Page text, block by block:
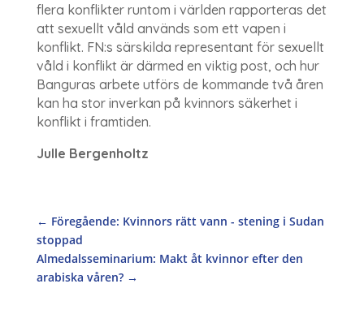
flera konflikter runtom i världen rapporteras det
att sexuellt våld används som ett vapen i
konflikt. FN:s särskilda representant för sexuellt
våld i konflikt är därmed en viktig post, och hur
Banguras arbete utförs de kommande två åren
kan ha stor inverkan på kvinnors säkerhet i
konflikt i framtiden.
Julle Bergenholtz
← Föregående: Kvinnors rätt vann - stening i Sudan
stoppad
Almedalsseminarium: Makt åt kvinnor efter den
arabiska våren?→